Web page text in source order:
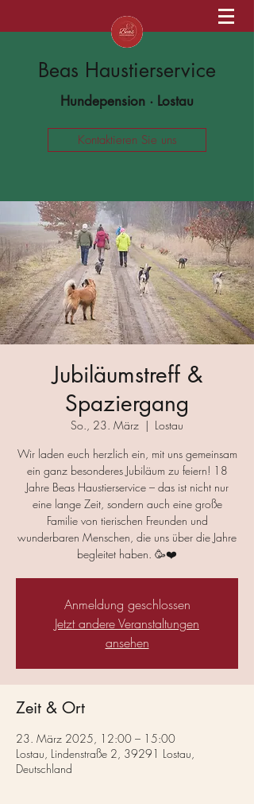
Beas Haustierservice
Hundepension · Lostau
Kontaktieren Sie uns
Jubiläumstreff &
Spaziergang
So., 23. März
  |
Lostau
Wir laden euch herzlich ein, mit uns gemeinsam
ein ganz besonderes Jubiläum zu feiern! 18
Jahre Beas Haustierservice – das ist nicht nur
eine lange Zeit, sondern auch eine große
Familie von tierischen Freunden und
wunderbaren Menschen, die uns über die Jahre
begleitet haben. 🥳❤️
Anmeldung geschlossen
Jetzt andere Veranstaltungen
ansehen
Zeit & Ort
23. März 2025, 12:00 – 15:00
Lostau, Lindenstraße 2, 39291 Lostau,
Deutschland